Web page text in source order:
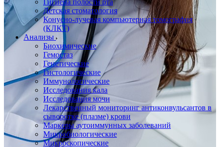
Гигиена полости рта
Детская стоматология
Конусно-лучевая компьютерная томография
(КЛКТ)
Анализы
Биохимические
Гемостаз
Генетические
Гистологические
Иммунологические
Исследования кала
Исследования мочи
Лекарственный мониторинг антиконвульсантов в
сыворотке (плазме) крови
Маркеры аутоиммунных заболеваний
Микробиологические
Микроскопические